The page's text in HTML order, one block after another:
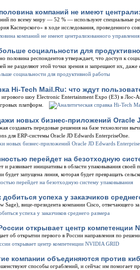
компаний не имеют
по всему миру ― 52 % ― используют специальные
Касперского» в ходе исследования, проведенного
социальности для
половина респондентов утверждает, что доступ к
не разделяют этой точки зрения и запрещают их, даже
Hi-Tech Mail.Ru: что ждут
шоу Electronic Entertainment Expo (E3) в Лос-
платформ.
новых бизнес-приложений
создавать передовые решения на базе технологии
для ERP-системы Oracle JD Edwards EnterpriseOne.
перейдет на безотходную
развивает инициативы в области упаковывания
будет запущена линия, которая будет превращать
успеха у заказчиков
вице-президента компании Cisco, отвечающего
открывает центр компетенции
об открытии первого в России направления по
компании объединяются против
способы ограблений, и сейчас им помогает